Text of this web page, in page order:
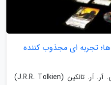
تجربه ای مجذوب کننده
جاذبه دنیای سرزمین میانه اثر جی. آر. آر. تالکین (J.R.R. Tolkien)